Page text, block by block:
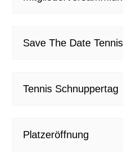
Save The Date
Tennis Schnuppertag
Platzeröffnung